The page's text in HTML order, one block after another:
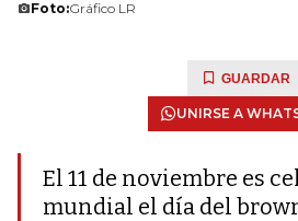
Foto:Gráfico LR
GUARDAR
UNIRSE A
El 11 de noviembre es
mundial el día del